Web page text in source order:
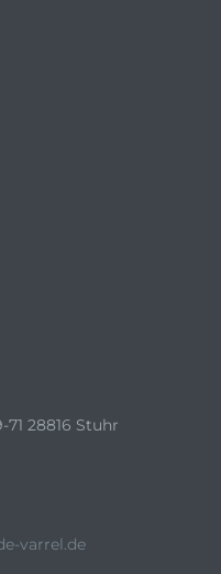
28816 Stuhr
varrel.deOpens